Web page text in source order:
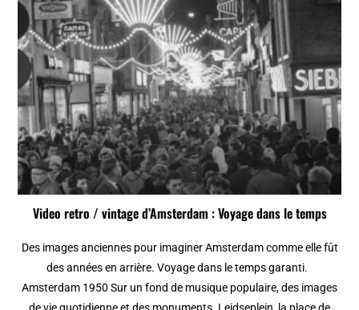
Video retro / vintage d’Amsterdam : Voyage dans le temps
Des images anciennes pour imaginer Amsterdam comme elle fût
des années en arrière. Voyage dans le temps garanti.
Amsterdam 1950 Sur un fond de musique populaire, des images